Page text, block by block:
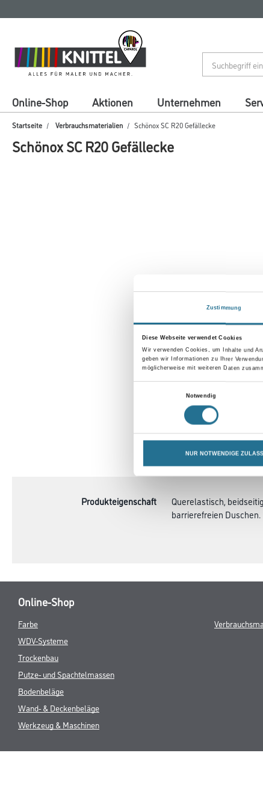
Zustimmung
Diese Webseite verwendet Cookies
Wir verwenden Cookies, um Inhalte und
geben wir Informationen zu Ihrer
möglicherweise mit weiteren Daten
Notwendig
NUR NOTWENDIGE
springen
springen
Online-Shop Aktionen Unternehmen
Startseite Verbrauchsmaterialien Schönox SC R20 Gefällecke
Schönox SC R20 Gefällecke
CURRENT
TAB:
Produkteigenschaft
Querelastisch,
barrierefreien Duschen.
Online-Shop
Farbe
WDV-Systeme
Trockenbau
Putze- und Spachtelmassen
Bodenbeläge
Wand- & Deckenbeläge
Werkzeug & Maschinen